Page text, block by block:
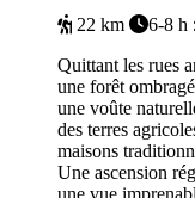
22 km 6-8 h
Quittant les rues
une forêt
une voûte
des terres
maisons
Une ascension
une vue